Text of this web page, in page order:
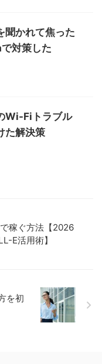
聞かれて焦った
対策した
Wi-Fiトラブル
た解決策
稼ぐ方法【2026
E活用術】
を初